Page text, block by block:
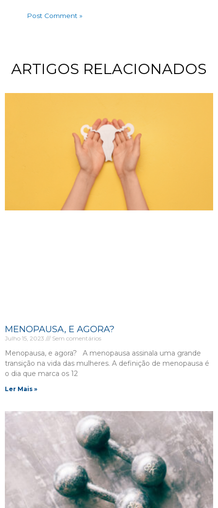
ARTIGOS RELACIONADOS
MENOPAUSA, E AGORA?
Julho 15, 2023 Sem comentários
Menopausa, e agora? A menopausa assinala uma grande
transição na vida das mulheres. A definição de menopausa é
o dia que marca os 12
Ler Mais »